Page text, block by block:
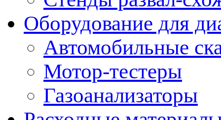
Оборудование для
Автомобильные
Мотор-тестеры
Газоанализаторы